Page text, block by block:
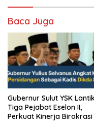
Baca Juga
Gubernur Sulut YSK Lantik
Tiga Pejabat Eselon II,
Perkuat Kinerja Birokrasi